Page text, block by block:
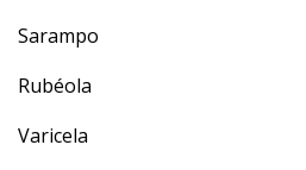
Sarampo
Rubéola
Varicela